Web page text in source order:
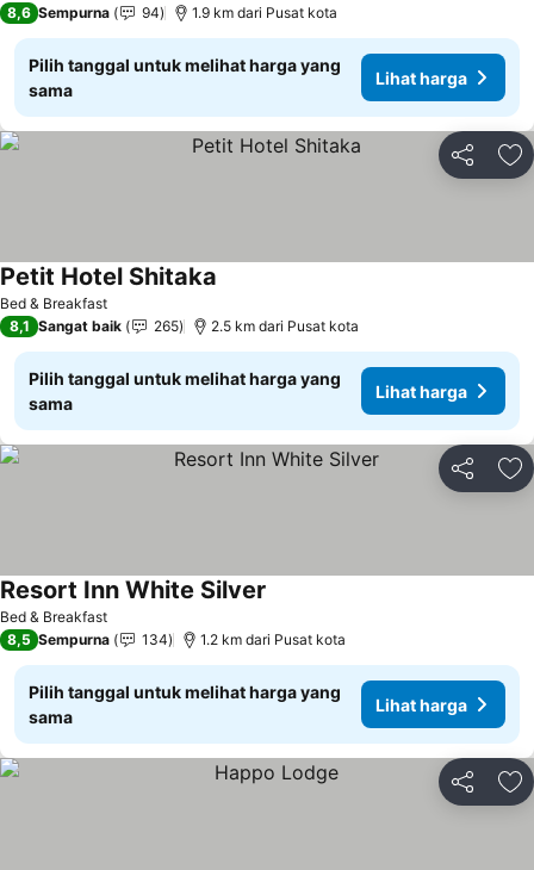
8,6 Sempurna 94 1.9 km dari Pusat kota
Pilih tanggal untuk melihat harga yang
sama
Lihat harga
Bagikan
Bed & Breakfast
Petit Hotel Shitaka
8,1 Sangat baik 265 2.5 km dari Pusat kota
Pilih tanggal untuk melihat harga yang
sama
Lihat harga
Bagikan
Bed & Breakfast
Resort Inn White Silver
8,5 Sempurna 134 1.2 km dari Pusat kota
Pilih tanggal untuk melihat harga yang
sama
Lihat harga
Bagikan